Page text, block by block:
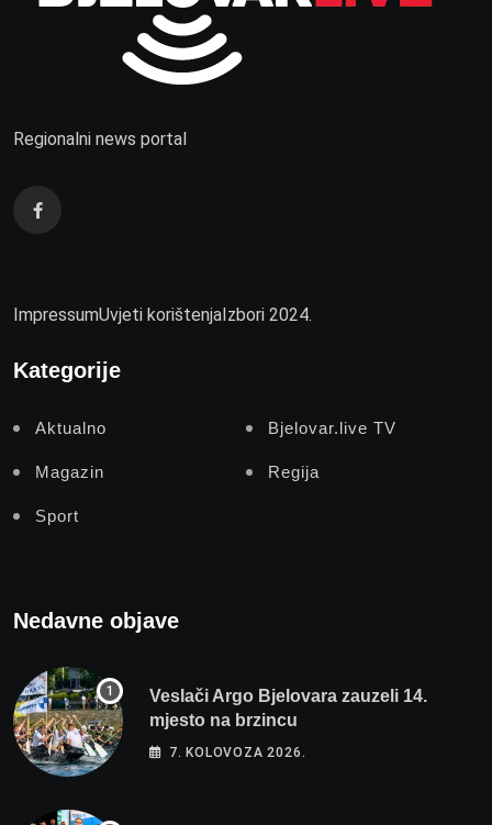
Regionalni news portal
ImpressumUvjeti korištenja Izbori 2024.
Kategorije
Aktualno Bjelovar.live TV
Magazin Regija
Sport
Nedavne objave
Veslači Argo Bjelovara zauzeli 14.
mjesto na brzincu
7. KOLOVOZA 2026.